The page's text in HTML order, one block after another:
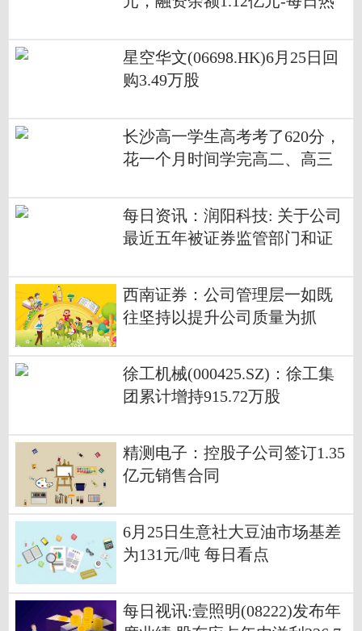
星空华文(06698.HK)6月25日回
购3.49万股
长沙高一学生高考考了620分，
花一个月时间学完高二、高三
时的模拟题简单，此前在模考
中基本没上过600分
每日资讯：润阳科技: 关于公司
最近五年被证券监管部门和证
情况的公告
西南证券：公司管理层一如既
往坚持以提升公司质量为抓
作
徐工机械(000425.SZ)：徐工集
团累计增持915.72万股
精测电子：控股子公司签订1.35
亿元销售合同
6月25日生意社大豆油市场基差
为131元/吨 每日看点
每日视讯:壹照明(08222)发布年